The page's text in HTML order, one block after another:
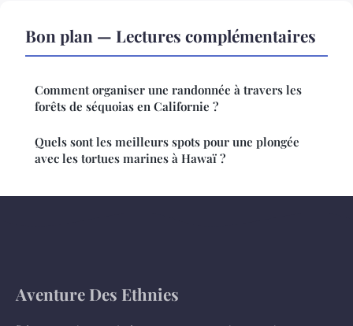
Bon plan — Lectures complémentaires
Comment organiser une randonnée à travers les
forêts de séquoias en Californie ?
Quels sont les meilleurs spots pour une plongée
avec les tortues marines à Hawaï ?
Aventure Des Ethnies